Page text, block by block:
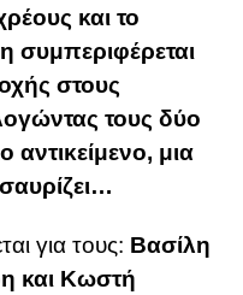
και το
συμπεριφέρεται
στους
τους δύο
αντικείμενο, μια
για τους: Βασίλη
και Κωστή